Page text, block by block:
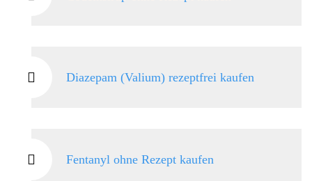
Diazepam (Valium) rezeptfrei kaufen
Fentanyl ohne Rezept kaufen